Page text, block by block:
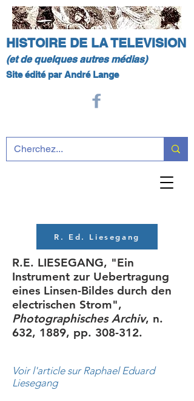
HISTOIRE DE LA TELEVISION
(et de quelques autres médias)
Site édité par André Lange
R. Ed. Liesegang
R.E. LIESEGANG, "Ein
Instrument zur Uebertragung
eines Linsen-Bildes durch den
electrischen Strom",
Photographisches Archiv, n.
632, 1889, pp. 308-312.
Voir l'article sur Raphael Eduard
Liesegang